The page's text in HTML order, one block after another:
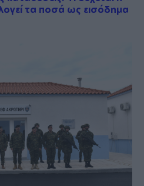
τα ποσά ως εισόδημα